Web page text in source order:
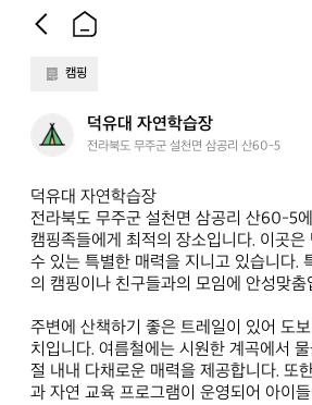
캠핑
유
자
연
학
습
장
덕유대 자연학습장
전라북도 무주군 설천면 삼공리 산60-5
덕유대 자연학습장
전라북도 무주군 설천면 삼공리 산60-5
캠핑족들에게 최적의 장소입니다. 이곳
수 있는 특별한 매력을 지니고 있습니다.
의 캠핑이나 친구들과의 모임에 안성맞춤
주변에 산책하기 좋은 트레일이 있어 도
치입니다. 여름철에는 시원한 계곡에서
절 내내 다채로운 매력을 제공합니다. 또
과 자연 교육 프로그램이 운영되어 아이